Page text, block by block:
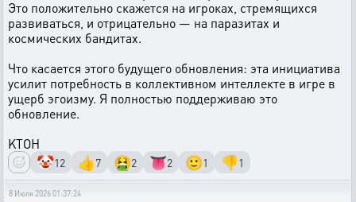
Это положительно скажется на игроках, стремящихся
развиваться, и отрицательно — на паразитах и
космических бандитах.
Что касается этого будущего обновления: эта инициатива
усилит потребность в коллективном интеллекте в игре в
ущерб эгоизму. Я полностью поддерживаю это
обновление.
KTOH
🤡12 👍7 🤮2 👅2 🙂1 👎1
8 Июля 2026 01:37:24